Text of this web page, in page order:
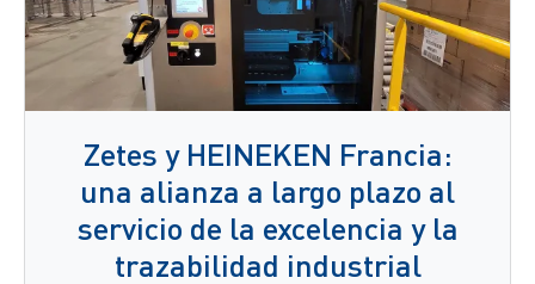
Zetes y HEINEKEN Francia:
una alianza a largo plazo al
servicio de la excelencia y la
trazabilidad industrial